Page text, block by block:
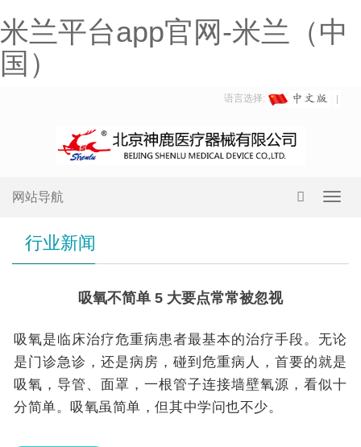
米兰平台app官网-米兰（中
国）
语言选择:
网站导航
行业新闻
吸氧不简单 5 大要点常常被忽视
吸氧是临床治疗危重病患者最基本的治疗手段。无论
是门诊急诊，还是病房，碰到危重病人，首要的就是
吸氧，导管、面罩，一根管子连接墙壁氧源，看似十
分简单。吸氧虽简单，但其中学问也不少。